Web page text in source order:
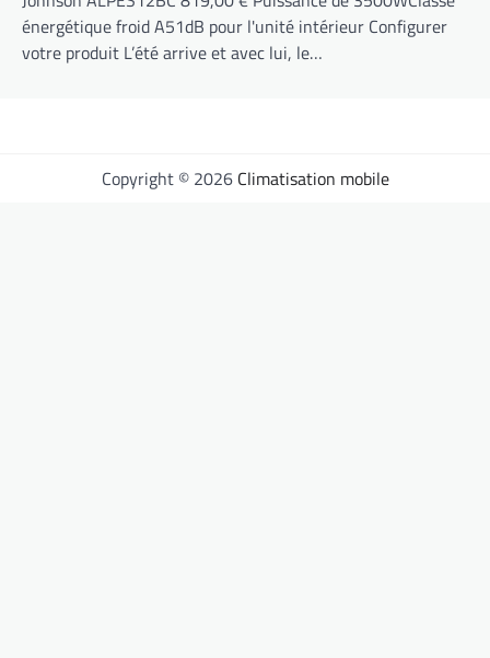
énergétique froid A51dB pour l'unité intérieur Configurer
votre produit L’été arrive et avec lui, le…
Copyright © 2026 Climatisation mobile